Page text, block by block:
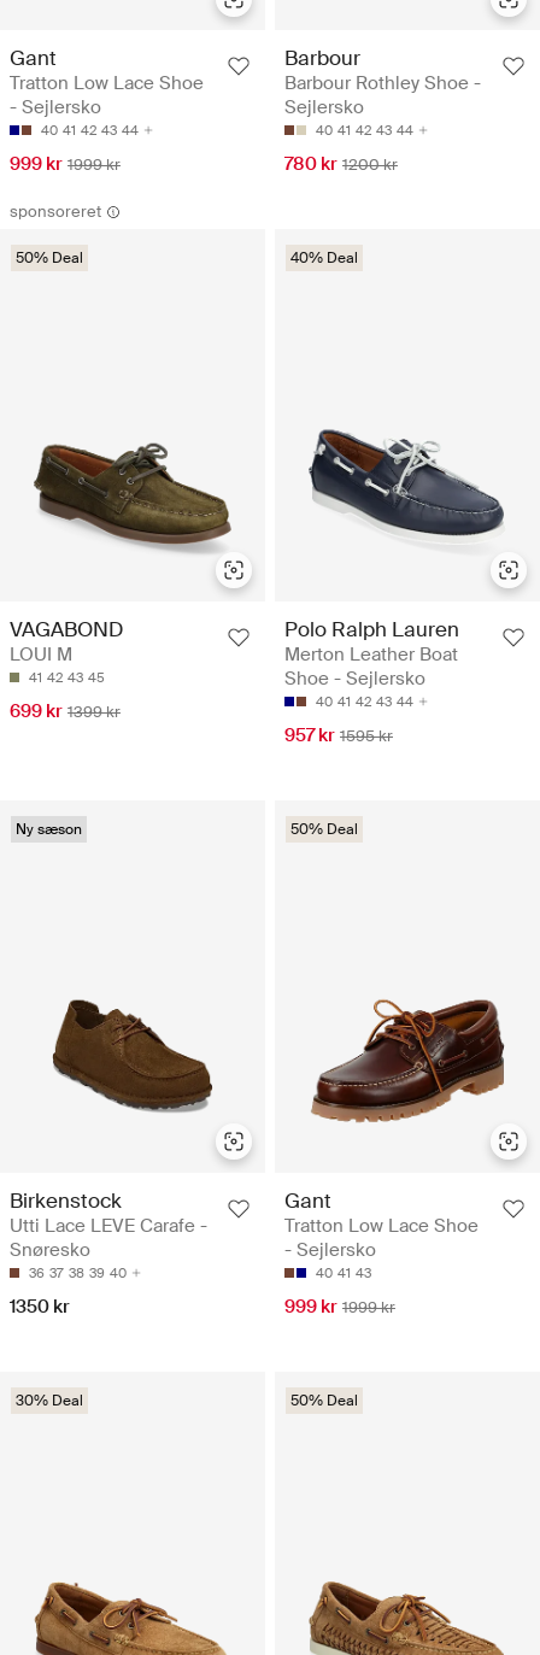
Gant
Tratton Low Lace Shoe
- Sejlersko
40 41 42 43 44
999 kr 1999 kr
Barbour
Barbour Rothley Shoe -
Sejlersko
40 41 42 43 44
780 kr 1200 kr
sponsoreret
50% Deal
VAGABOND
LOUI M
41 42 43 45
699 kr 1399 kr
40% Deal
Polo Ralph Lauren
Merton Leather Boat
Shoe - Sejlersko
40 41 42 43 44
957 kr 1595 kr
Ny sæson
Birkenstock
Utti Lace LEVE Carafe -
Snøresko
36 37 38 39 40
1350 kr
50% Deal
Gant
Tratton Low Lace Shoe
- Sejlersko
40 41 43
999 kr 1999 kr
30% Deal 50% Deal